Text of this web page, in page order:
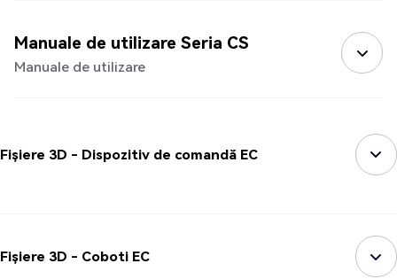
Manuale de utilizare Seria CS
Manuale de utilizare
Fișiere 3D - Dispozitiv de comandă EC
Fișiere 3D - Coboti EC